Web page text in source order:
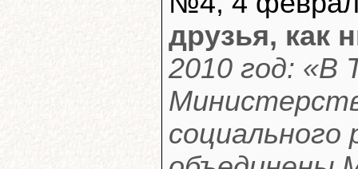
друзья, как
2010 год: «В
социального